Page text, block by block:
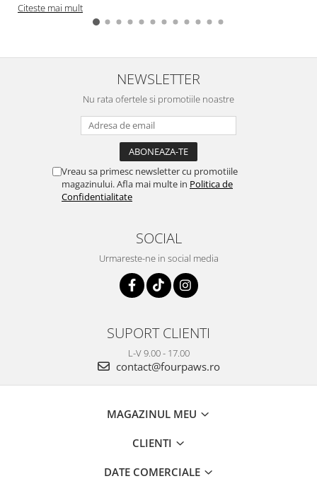
Citeste mai mult
NEWSLETTER
Nu rata ofertele si promotiile noastre
Vreau sa primesc newsletter cu promotiile
magazinului. Afla mai multe in Politica de
Confidentialitate
SOCIAL
Urmareste-ne in social media
SUPORT CLIENTI
L-V 9.00 - 17.00
contact@fourpaws.ro
MAGAZINUL MEU
CLIENTI
DATE COMERCIALE